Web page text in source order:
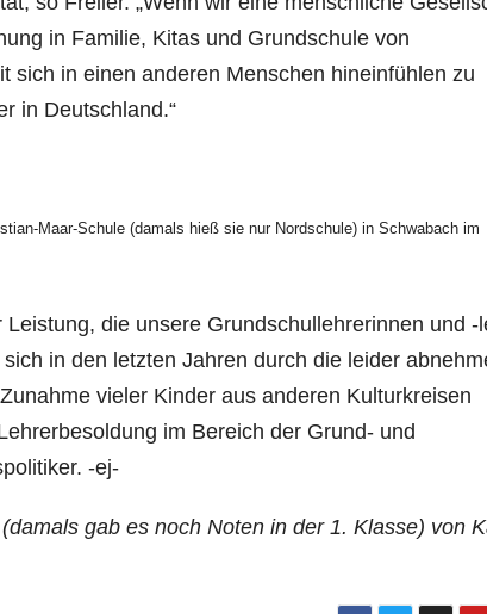
in Familie, Kitas und Grundschule von
sich in einen anderen Menschen hineinfühlen zu
in Deutschland.“
Maar-Schule (damals hieß sie nur Nordschule) in Schwabach im
die unsere Grundschullehrerinnen und -
in den letzten Jahren durch die leider
vieler Kinder aus anderen Kulturkreisen
im Bereich der Grund- und
-ej-
gab es noch Noten in der 1. Klasse) von